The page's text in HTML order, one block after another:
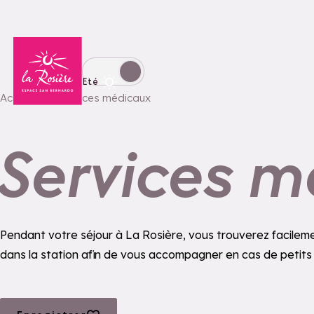
Basculer l'affichage en mode hiver
Eté
Accueil Services médicaux
Pendant votre séjour à La Rosière, vous trouverez
dans la station afin de vous accompagner en cas de